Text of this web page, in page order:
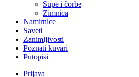
Supe i čorbe
Zimnica
Namirnice
Saveti
Zanimljivosti
Poznati kuvari
Putopisi
Prijava